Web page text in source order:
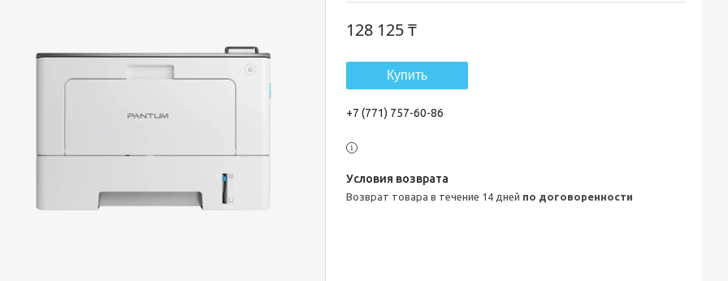
128 125 ₸
Купить
+7 (771) 757-60-86
возврат товара в течение 14 дней по договоренности